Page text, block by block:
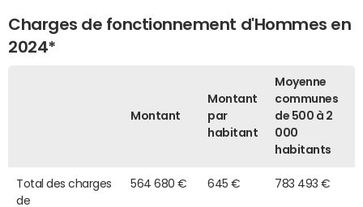
Charges de fonctionnement d'Hommes en
2024*
Montant
Montant
par
habitant
Moyenne
communes
de 500 à 2
000
habitants
Total des charges
de
564 680 € 645 € 783 493 €